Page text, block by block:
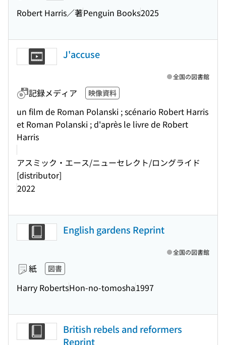
Robert Harris／著Penguin Books2025
J'accuse
記録メディア 映像資料
un film de Roman Polanski ; scénario Robert Harris
et Roman Polanski ; d'après le livre de Robert
Harris
アスミック・エース/ニューセレクト/ロングライド
[distributor]
2022
全国の図書館
English gardens Reprint
紙 図書
Harry RobertsHon-no-tomosha1997
全国の図書館
British rebels and reformers
Reprint